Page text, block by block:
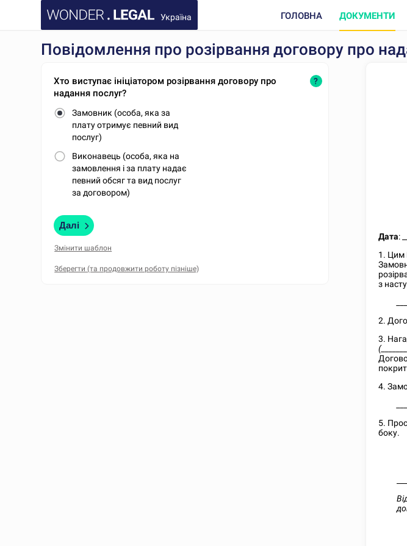
Україна ГОЛОВНА ДОКУМЕНТИ
Повідомлення про розірвання договору про
Хто виступає ініціатором розірвання договору про
надання послуг?
Замовник (особа, яка за
плату отримує певний вид
послуг)
Виконавець (особа, яка на
замовлення і за плату надає
певний обсяг та вид послуг
за договором)
?
Далі
Змінити шаблон
Дата:
1. Цим
з
2.
3.
4.
5.
боку.